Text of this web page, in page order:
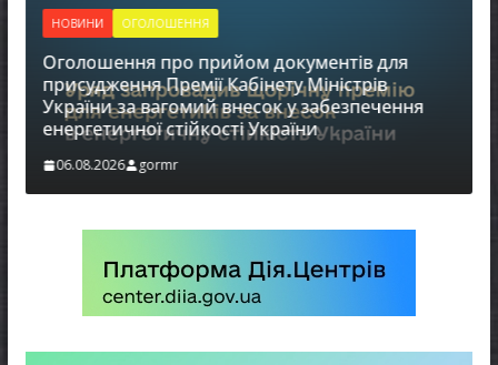
НОВИНИ ОГОЛОШЕННЯ
Оголошення про прийом документів для
присудження Премії Кабінету Міністрів
України за вагомий внесок у забезпечення
енергетичної стійкості України
06.08.2026 gormr